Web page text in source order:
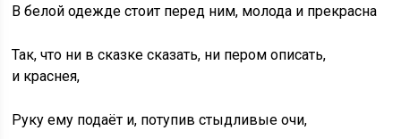
В белой одежде стоит перед ним, молода и прекрасна
Так, что ни в сказке сказать, ни пером описать,
и краснея,
Руку ему подаёт и, потупив стыдливые очи,